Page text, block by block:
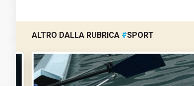
ALTRO DALLA RUBRICA #SPORT